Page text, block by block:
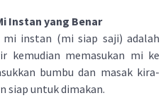
Instan yang Benar
instan (mi siap saji) adalah
kemudian memasukan mi ke
bumbu dan masak kira-
siap untuk dimakan.